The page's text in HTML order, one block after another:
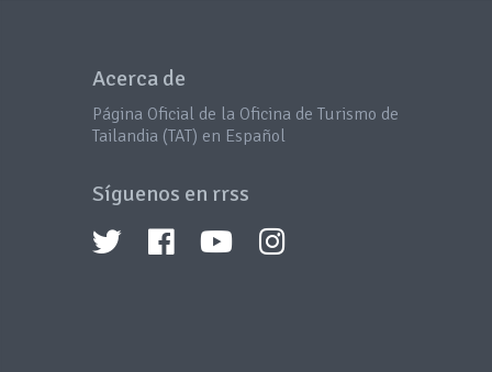
Acerca de
Página Oficial de la Oficina de Turismo de
Tailandia (TAT) en Español
Síguenos en rrss